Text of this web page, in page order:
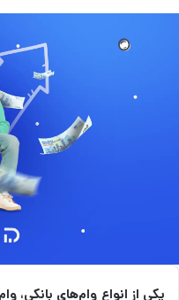
یکی از انواع وام‌های